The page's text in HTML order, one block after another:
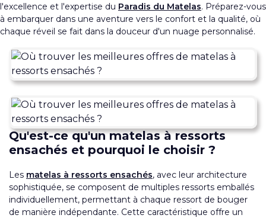
l'excellence et l'expertise du Paradis du Matelas. Préparez-vous
à embarquer dans une aventure vers le confort et la qualité, où
chaque réveil se fait dans la douceur d'un nuage personnalisé.
Qu'est-ce qu'un matelas à ressorts
ensachés et pourquoi le choisir ?
Les matelas à ressorts ensachés, avec leur architecture
sophistiquée, se composent de multiples ressorts emballés
individuellement, permettant à chaque ressort de bouger
de manière indépendante. Cette caractéristique offre un